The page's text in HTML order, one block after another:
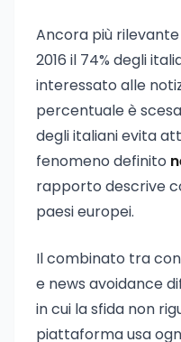
Ancora più
2016 il 74% degli
interessato alle
percentuale è scesa
degli italiani evita
fenomeno definito
rapporto descrive
paesi europei.
Il combinato tra
e news avoidance
in cui la sfida non
piattaforma usa